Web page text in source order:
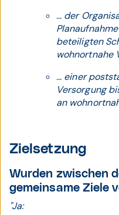
... der
beteiligten
wohnortnahe
... einer
Versorgung
an
Zielsetzung
Wurden zwischen
gemeinsame Ziele
"Ja: